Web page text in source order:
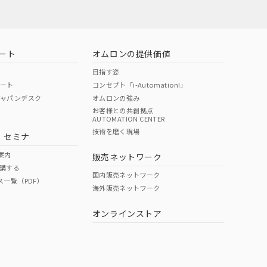
O O
ト
ト
パンデスク
セミナ
内
する
覧（PDF）
オムロンの提供価値
目指す姿
コンセプト「i-Automation!」
オムロンの強み
お客様との共創拠点
AUTOMATION CENTER
技術を磨く現場
販売ネットワーク
国内販売ネットワーク
海外販売ネットワーク
オンラインストア